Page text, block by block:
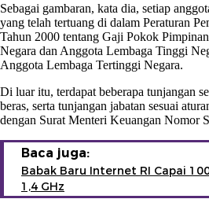
Sebagai gambaran, kata dia, setiap
yang telah tertuang di dalam Peraturan
Tahun 2000 tentang Gaji Pokok
Negara dan Anggota Lembaga Tinggi
Anggota Lembaga Tertinggi Negara.
Di luar itu, terdapat beberapa tunjangan
beras, serta tunjangan jabatan sesuai
dengan Surat Menteri Keuangan Nomor
Baca juga:
Babak Baru Internet RI Capai
1,4 GHz